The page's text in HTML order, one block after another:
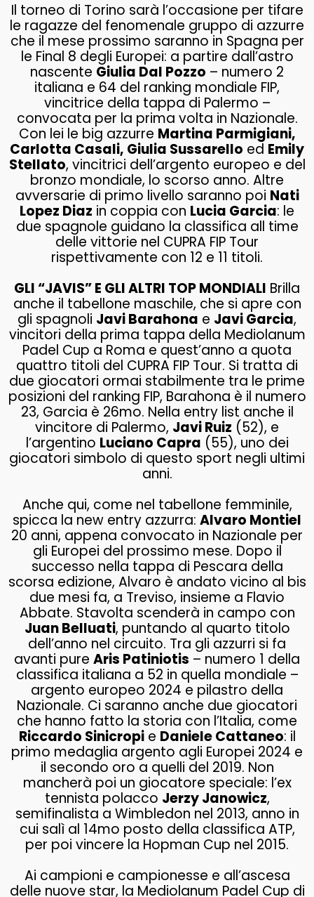
Il torneo di Torino sarà l’occasione per tifare
le ragazze del fenomenale gruppo di azzurre
che il mese prossimo saranno in Spagna per
le Final 8 degli Europei: a partire dall’astro
nascente Giulia Dal Pozzo – numero 2
italiana e 64 del ranking mondiale FIP,
vincitrice della tappa di Palermo –
convocata per la prima volta in Nazionale.
Con lei le big azzurre Martina Parmigiani,
Carlotta Casali, Giulia Sussarello ed Emily
Stellato, vincitrici dell’argento europeo e del
bronzo mondiale, lo scorso anno. Altre
avversarie di primo livello saranno poi Nati
Lopez Diaz in coppia con Lucia Garcia: le
due spagnole guidano la classifica all time
delle vittorie nel CUPRA FIP Tour
rispettivamente con 12 e 11 titoli.
GLI “JAVIS” E GLI ALTRI TOP MONDIALI Brilla
anche il tabellone maschile, che si apre con
gli spagnoli Javi Barahona e Javi Garcia,
vincitori della prima tappa della Mediolanum
Padel Cup a Roma e quest’anno a quota
quattro titoli del CUPRA FIP Tour. Si tratta di
due giocatori ormai stabilmente tra le prime
posizioni del ranking FIP, Barahona è il numero
23, Garcia è 26mo. Nella entry list anche il
vincitore di Palermo, Javi Ruiz (52), e
l’argentino Luciano Capra (55), uno dei
giocatori simbolo di questo sport negli ultimi
anni.
Anche qui, come nel tabellone femminile,
spicca la new entry azzurra: Alvaro Montiel
20 anni, appena convocato in Nazionale per
gli Europei del prossimo mese. Dopo il
successo nella tappa di Pescara della
scorsa edizione, Alvaro è andato vicino al bis
due mesi fa, a Treviso, insieme a Flavio
Abbate. Stavolta scenderà in campo con
Juan Belluati, puntando al quarto titolo
dell’anno nel circuito. Tra gli azzurri si fa
avanti pure Aris Patiniotis – numero 1 della
classifica italiana a 52 in quella mondiale –
argento europeo 2024 e pilastro della
Nazionale. Ci saranno anche due giocatori
che hanno fatto la storia con l’Italia, come
Riccardo Sinicropie Daniele Cattaneo: il
primo medaglia argento agli Europei 2024 e
il secondo oro a quelli del 2019. Non
mancherà poi un giocatore speciale: l’ex
tennista polacco Jerzy Janowicz,
semifinalista a Wimbledon nel 2013, anno in
cui salì al 14mo posto della classifica ATP,
per poi vincere la Hopman Cup nel 2015.
Ai campioni e campionesse e all’ascesa
delle nuove star, la Mediolanum Padel Cup di